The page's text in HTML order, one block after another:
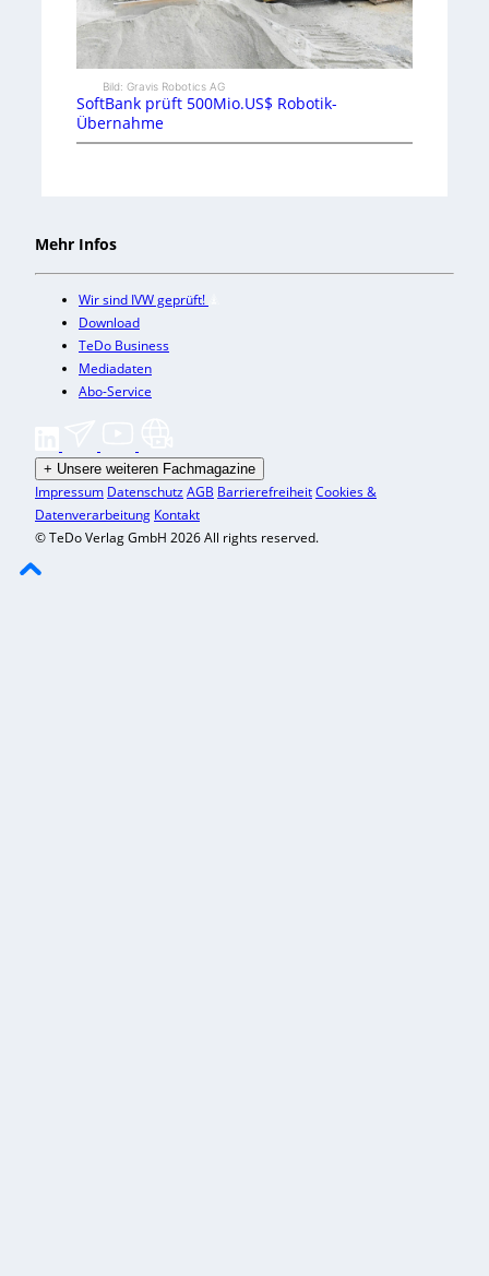
Bild: Gravis Robotics AG
SoftBank prüft 500Mio.US$ Robotik-
Übernahme
Mehr Infos
Wir sind IVW geprüft!
Download
TeDo Business
Mediadaten
Abo-Service
+ Unsere weiteren Fachmagazine
Impressum DatenschutzAGB BarrierefreiheitCookies &
Datenverarbeitung Kontakt
© TeDo Verlag GmbH 2026 All rights reserved.